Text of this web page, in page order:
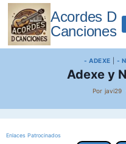
Saltar
contenido
Acordes D
Canciones
- ADEXE |-
Adexe y
Por javi29
Enlaces Patrocinados